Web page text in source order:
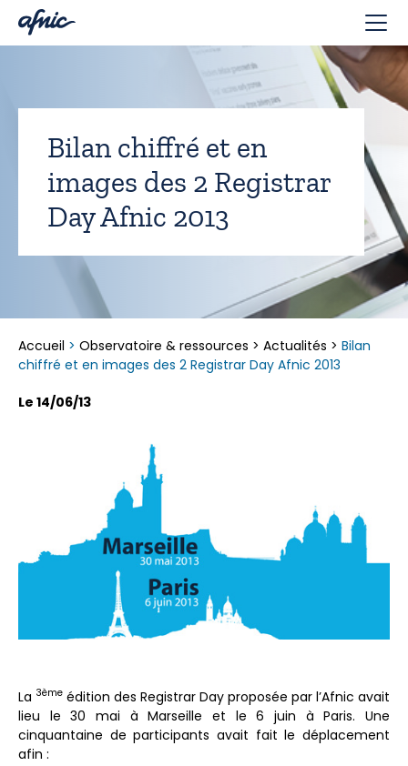
Bilan chiffré et en
images des 2 Registrar
Day Afnic 2013
Accueil > Observatoire & ressources > Actualités > Bilan
chiffré et en images des 2 Registrar Day Afnic 2013
Le 14/06/13
La 3ème édition des Registrar Day proposée par l’Afnic avait
lieu le 30 mai à Marseille et le 6 juin à Paris. Une
cinquantaine de participants avait fait le déplacement
afin :
Panneau de gestion des cookies